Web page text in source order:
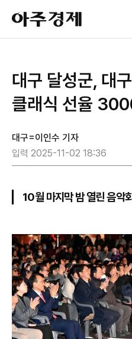
아
주
경
대구 달성군, 대
클래식 선율
대구=이인수 기자
입력 2025-11-02 18:36
10월 마지막 밤 열린 음악